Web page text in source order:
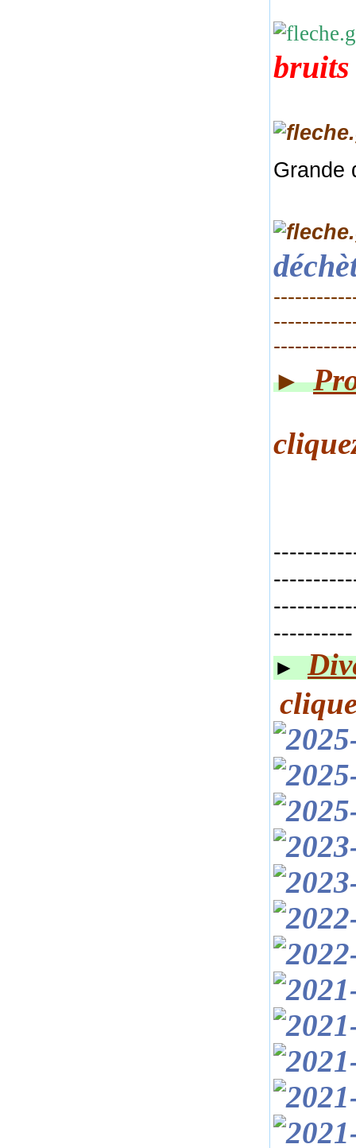
bruits
Grande
►
cliq
----------
►